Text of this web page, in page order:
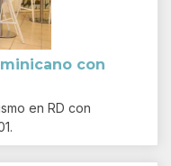
con
en RD con